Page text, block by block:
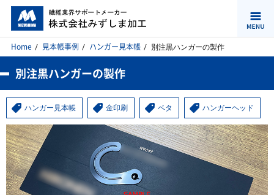
Home 見本帳事例 ハンガー見本帳 別注黒ハンガーの製作
別注黒ハンガーの製作
ハンガー見本帳 金印刷 ベタ ハンガーヘッド